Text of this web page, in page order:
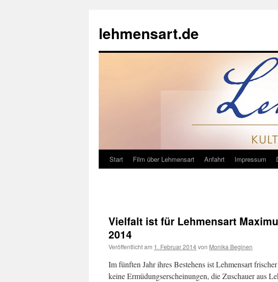
springen
lehmensart.de
Start Film über Lehmensart Anfahrt Impressum
Vielfalt ist für Lehmensart
2014
Veröffentlicht am 1. Februar 2014von Monika Beginen
Im fünften Jahr ihres Bestehens ist Lehmensart
keine Ermüdungserscheinungen, die Zuschauer aus